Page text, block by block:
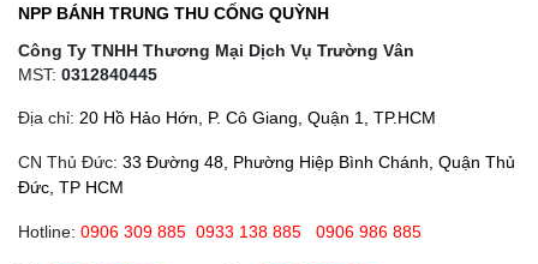
NPP BÁNH TRUNG THU CỐNG QUỲNH
Công Ty TNHH Thương Mại Dịch Vụ Trường Vân
MST: 0312840445
Địa chỉ: 20 Hồ Hảo Hớn, P. Cô Giang, Quận 1, TP.HCM
CN Thủ Đức: 33 Đường 48, Phường Hiệp Bình Chánh, Quận Thủ
Đức, TP HCM
Hotline: 0906 309 885 0933 138 885 0906 986 885